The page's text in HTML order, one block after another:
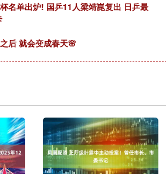
名单出炉! 国乒11人梁靖崑复出 日乒最
后 就会变成春天🌸